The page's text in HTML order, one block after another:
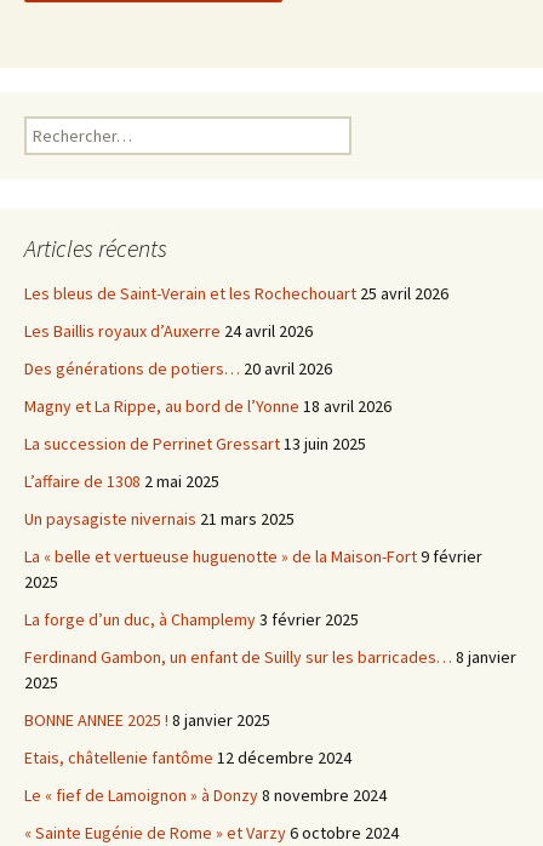
Rechercher :
Articles récents
Les bleus de Saint-Verain et les Rochechouart 25 avril 2026
Les Baillis royaux d’Auxerre 24 avril 2026
Des générations de potiers… 20 avril 2026
Magny et La Rippe, au bord de l’Yonne 18 avril 2026
La succession de Perrinet Gressart13 juin 2025
L’affaire de 1308 2 mai 2025
Un paysagiste nivernais 21 mars 2025
La « belle et vertueuse huguenotte » de la Maison-Fort9 février
2025
La forge d’un duc, à Champlemy3 février 2025
Ferdinand Gambon, un enfant de Suilly sur les barricades… 8 janvier
2025
BONNE ANNEE 2025 ! 8 janvier 2025
Etais, châtellenie fantôme 12 décembre 2024
Le « fief de Lamoignon » à Donzy8 novembre 2024
« Sainte Eugénie de Rome » et Varzy6 octobre 2024